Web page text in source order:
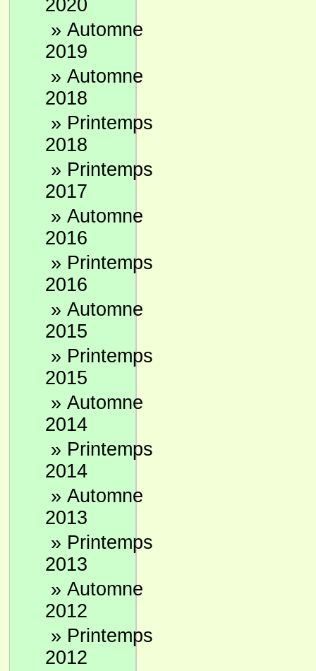
2020
» Automne
2019
» Automne
2018
» Printemps
2018
» Printemps
2017
» Automne
2016
» Printemps
2016
» Automne
2015
» Printemps
2015
» Automne
2014
» Printemps
2014
» Automne
2013
» Printemps
2013
» Automne
2012
» Printemps
2012